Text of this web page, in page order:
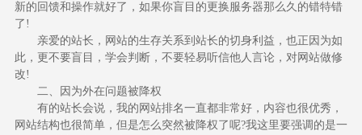
新的回馈和操作就好了，如果你盲目的更换服务器那么久的错特错
了!
亲爱的站长，网站的生存关系到站长的切身利益，也正因为如
此，更不要盲目，学会判断，不要轻易听信他人言论，对网站做修
改!
二、因为外在问题被降权
有的站长会说，我的网站排名一直都非常好，内容也很优秀，
网站结构也很简单，但是怎么突然被降权了呢?我这里要强调的是一